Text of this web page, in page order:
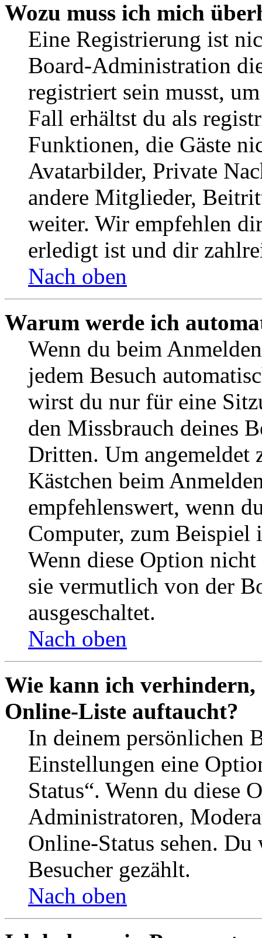
Wozu muss ich mich
Eine Registrierung ist
Board-Administration
registriert sein musst,
Fall erhältst du als
Funktionen, die Gäste
Avatarbilder, Private
andere Mitglieder,
weiter. Wir empfehlen
erledigt ist und dir
Nach oben
Warum werde ich
Wenn du beim
jedem Besuch
wirst du nur für eine
den Missbrauch deines
Dritten. Um angemeldet
Kästchen beim
empfehlenswert, wenn
Computer, zum Beispiel
Wenn diese Option
sie vermutlich von der
ausgeschaltet.
Nach oben
Wie kann ich verhindern,
Online-Liste auftaucht?
In deinem persönlichen
Einstellungen eine
Status“. Wenn du diese
Administratoren,
Online-Status sehen.
Besucher gezählt.
Nach oben